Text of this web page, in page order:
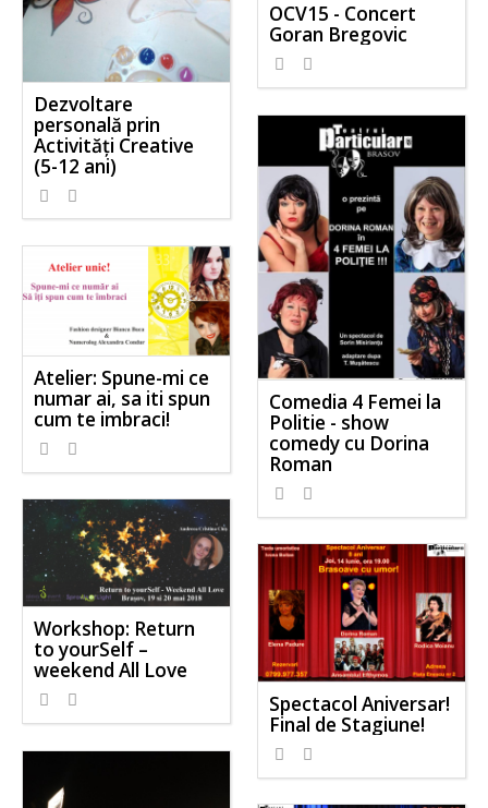
OCV15 - Concert
Goran Bregovic
Dezvoltare
personală prin
Activităţi Creative
(5-12 ani)
Comedia 4 Femei la
Politie - show
comedy cu Dorina
Roman
Atelier: Spune-mi ce
numar ai, sa iti spun
cum te imbraci!
Workshop: Return
to yourSelf –
weekend All Love
Spectacol Aniversar!
Final de Stagiune!